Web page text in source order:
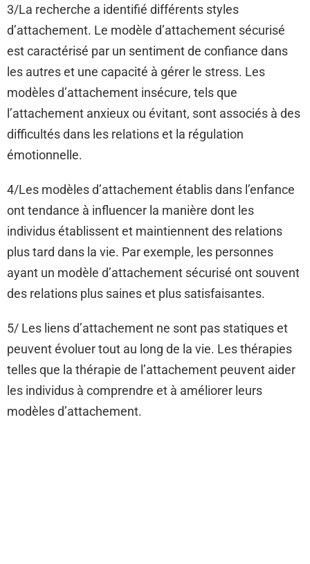
3/La recherche a identifié différents styles
d’attachement. Le modèle d’attachement sécurisé
est caractérisé par un sentiment de confiance dans
les autres et une capacité à gérer le stress. Les
modèles d’attachement insécure, tels que
l’attachement anxieux ou évitant, sont associés à des
difficultés dans les relations et la régulation
émotionnelle.
4/Les modèles d’attachement établis dans l’enfance
ont tendance à influencer la manière dont les
individus établissent et maintiennent des relations
plus tard dans la vie. Par exemple, les personnes
ayant un modèle d’attachement sécurisé ont souvent
des relations plus saines et plus satisfaisantes.
5/ Les liens d’attachement ne sont pas statiques et
peuvent évoluer tout au long de la vie. Les thérapies
telles que la thérapie de l’attachement peuvent aider
les individus à comprendre et à améliorer leurs
modèles d’attachement.